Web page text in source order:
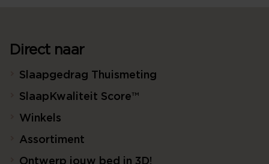
Direct naar
Slaapgedrag Thuismeting
SlaapKwaliteit Score™
Winkels
Assortiment
Ontwerp jouw bed in 3D!